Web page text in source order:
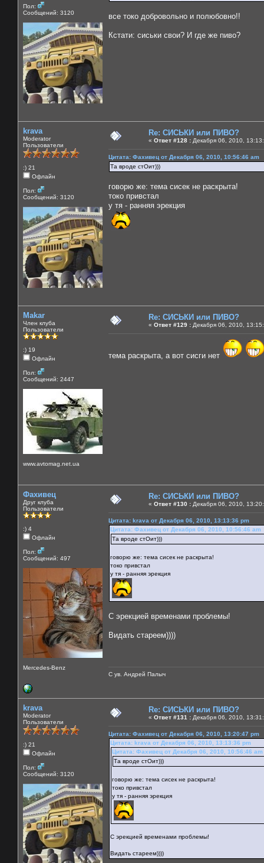
Пол:
Сообщений: 3120
все токо добровольно и полюбовно!!
Кстати: сиськи свои? И где же пиво?
krava
Moderator
Пользователи
:) 21
Офлайн
Пол:
Сообщений: 3120
Re: СИСЬКИ или ПИВО?
« Ответ #128 : Декабря 06, 2010,
Цитата: Фахивец от Декабря 06, 2010, 10:56:46 am
Та вроде стОит)))
говорю же: тема сисек не раскрыта!
токо привстал
у тя - ранняя эрекция
Makar
Член клуба
Пользователи
:) 19
Офлайн
Пол:
Сообщений: 2447
www.avtomag.net.ua
Re: СИСЬКИ или ПИВО?
« Ответ #129 : Декабря 06, 2010,
тема раскрыта, а вот сисги нет
Фахивец
Друг клуба
Пользователи
:) 4
Офлайн
Пол:
Сообщений: 497
Mercedes-Benz
Re: СИСЬКИ или ПИВО?
« Ответ #130 : Декабря 06, 2010,
Цитата: krava от Декабря 06, 2010, 13:13:36 pm
Цитата: Фахивец от Декабря 06, 2010, 10:56:46 am
Та вроде стОит)))
говорю же: тема сисек не раскрыта!
токо привстал
у тя - ранняя эрекция
С эрекцией временами проблемы!
Видать стареем))))
С ув. Андрей Палыч
krava
Moderator
Пользователи
:) 21
Офлайн
Пол:
Сообщений: 3120
Re: СИСЬКИ или ПИВО?
« Ответ #131 : Декабря 06, 2010,
Цитата: Фахивец от Декабря 06, 2010, 13:20:47 pm
Цитата: krava от Декабря 06, 2010, 13:13:36 pm
Цитата: Фахивец от Декабря 06, 2010, 10:56:46 am
Та вроде стОит)))
говорю же: тема сисек не раскрыта!
токо привстал
у тя - ранняя эрекция
С эрекцией временами проблемы!
Видать стареем))))